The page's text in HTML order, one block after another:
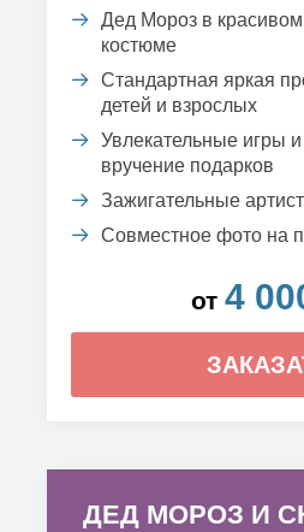
Дед Мороз в
костюме
Стандартная яркая
детей и взрослых
Увлекательные игры
вручение подарков
Зажигательные
Совместное фото на
от 4
ДЕД МОРОЗ И